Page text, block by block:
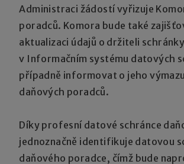
Administraci žádostí vyřizuje
poradců. Komora bude také
aktualizaci údajů o držiteli schránky
v Informačním systému datových
případně informovat o jeho
daňových poradců.
Díky profesní datové schránce
jednoznačně identifikuje datovou
daňového poradce, čímž bude